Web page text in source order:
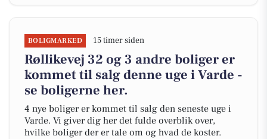
BOLIGMARKED 15 timer siden
Røllikevej 32 og 3 andre boliger er
kommet til salg denne uge i Varde -
se boligerne her.
4 nye boliger er kommet til salg den seneste uge i
Varde. Vi giver dig her det fulde overblik over,
hvilke boliger der er tale om og hvad de koster.